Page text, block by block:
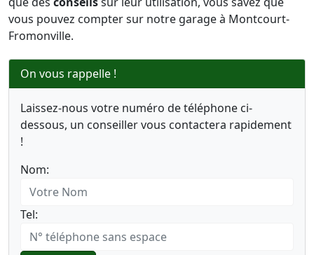
vous pouvez compter sur notre garage à Montcourt-
Fromonville.
On vous rappelle !
Laissez-nous votre numéro de téléphone ci-
dessous, un conseiller vous contactera rapidement
!
Nom:
Tel: